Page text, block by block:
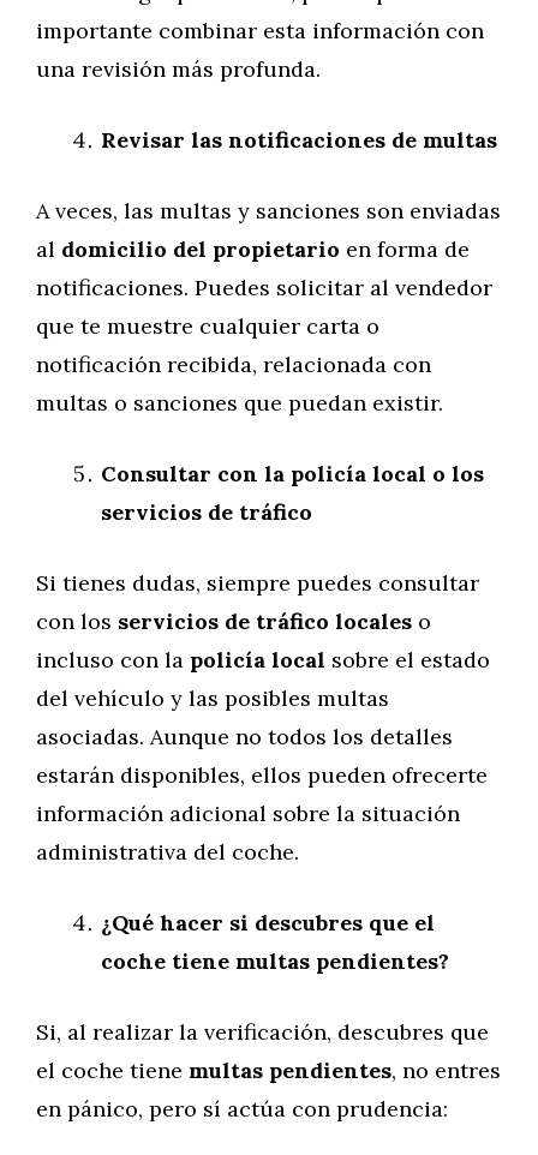
importante combinar esta información con
una revisión más profunda.
Revisar las notificaciones de multas
A veces, las multas y sanciones son enviadas
al domicilio del propietario en forma de
notificaciones. Puedes solicitar al vendedor
que te muestre cualquier carta o
notificación recibida, relacionada con
multas o sanciones que puedan existir.
Consultar con la policía local o los
servicios de tráfico
Si tienes dudas, siempre puedes consultar
con los servicios de tráfico locales o
incluso con la policía local sobre el estado
del vehículo y las posibles multas
asociadas. Aunque no todos los detalles
estarán disponibles, ellos pueden ofrecerte
información adicional sobre la situación
administrativa del coche.
¿Qué hacer si descubres que el
coche tiene multas pendientes?
Si, al realizar la verificación, descubres que
el coche tiene multas pendientes, no entres
en pánico, pero sí actúa con prudencia: